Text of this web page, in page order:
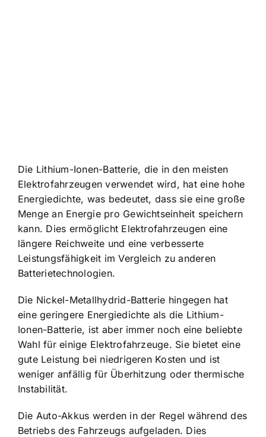
Die Lithium-Ionen-Batterie, die in den meisten
Elektrofahrzeugen verwendet wird, hat eine hohe
Energiedichte, was bedeutet, dass sie eine große
Menge an Energie pro Gewichtseinheit speichern
kann. Dies ermöglicht Elektrofahrzeugen eine
längere Reichweite und eine verbesserte
Leistungsfähigkeit im Vergleich zu anderen
Batterietechnologien.
Die Nickel-Metallhydrid-Batterie hingegen hat
eine geringere Energiedichte als die Lithium-
Ionen-Batterie, ist aber immer noch eine beliebte
Wahl für einige Elektrofahrzeuge. Sie bietet eine
gute Leistung bei niedrigeren Kosten und ist
weniger anfällig für Überhitzung oder thermische
Instabilität.
Die Auto-Akkus werden in der Regel während des
Betriebs des Fahrzeugs aufgeladen. Dies